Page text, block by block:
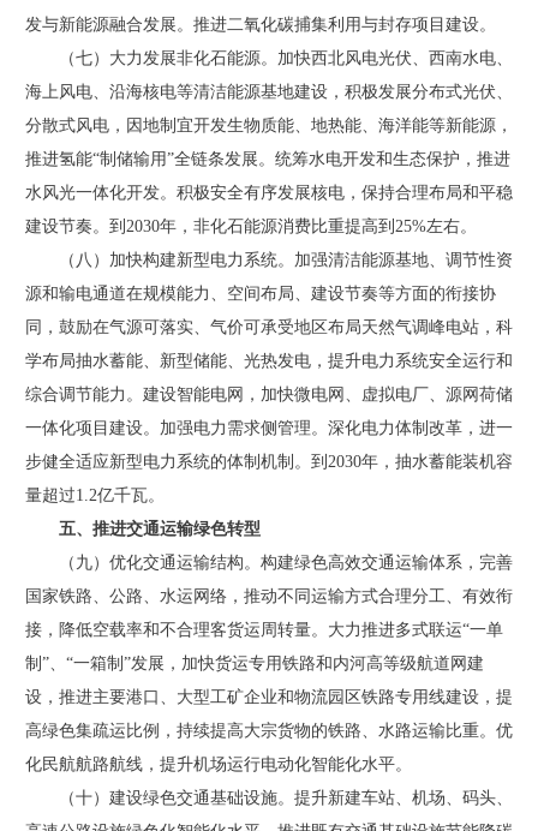
发与新能源融合发展。推进二氧化碳捕集利用与封存项目建设。
（七）大力发展非化石能源。加快西北风电光伏、西南水电、
海上风电、沿海核电等清洁能源基地建设，积极发展分布式光伏、
分散式风电，因地制宜开发生物质能、地热能、海洋能等新能源，
推进氢能“制储输用”全链条发展。统筹水电开发和生态保护，推进
水风光一体化开发。积极安全有序发展核电，保持合理布局和平稳
建设节奏。到2030年，非化石能源消费比重提高到25%左右。
（八）加快构建新型电力系统。加强清洁能源基地、调节性资
源和输电通道在规模能力、空间布局、建设节奏等方面的衔接协
同，鼓励在气源可落实、气价可承受地区布局天然气调峰电站，科
学布局抽水蓄能、新型储能、光热发电，提升电力系统安全运行和
综合调节能力。建设智能电网，加快微电网、虚拟电厂、源网荷储
一体化项目建设。加强电力需求侧管理。深化电力体制改革，进一
步健全适应新型电力系统的体制机制。到2030年，抽水蓄能装机容
量超过1.2亿千瓦。
五、推进交通运输绿色转型
（九）优化交通运输结构。构建绿色高效交通运输体系，完善
国家铁路、公路、水运网络，推动不同运输方式合理分工、有效衔
接，降低空载率和不合理客货运周转量。大力推进多式联运“一单
制”、“一箱制”发展，加快货运专用铁路和内河高等级航道网建
设，推进主要港口、大型工矿企业和物流园区铁路专用线建设，提
高绿色集疏运比例，持续提高大宗货物的铁路、水路运输比重。优
化民航航路航线，提升机场运行电动化智能化水平。
（十）建设绿色交通基础设施。提升新建车站、机场、码头、